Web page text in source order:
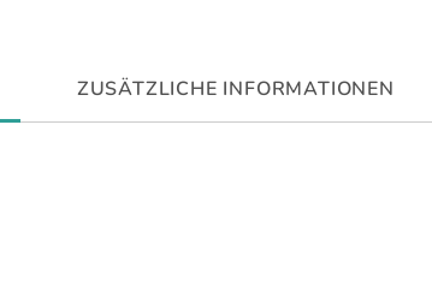
ZUSÄTZLICHE INFORMATIONEN